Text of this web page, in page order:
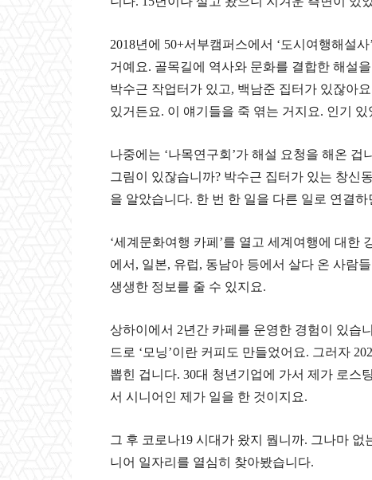
2018년에 50+서부캠퍼스에서 ‘ 도시여행해설사’
거예요. 골목길에 역사와 문화를 결합한 해설
박수근 작업터가 있고, 백남준 집터가 있잖아요
있거든요. 이 얘기들을 죽 엮는 거지요. 인기 있
나중에는 ‘나목연구회 ’가 해설 요청을 해온 겁
그림이 있잖습니까? 박수근 집터가 있는 창신
을 알았습니다. 한 번 한 일을 다른 일로 연결
‘세계문화여행 카페 ’를 열고 세계여행에 대한
에서 , 일본, 유럽, 동남아 등에서 살다 온 사람들
생생한 정보를 줄 수 있지요.
상하이에서 2년간 카페를 운영한 경험이 있습
드로 ‘ 모닝’이란 커피도 만들었어요. 그러자
뽑힌 겁니다. 30대 청년기업에 가서 제가 로스
서 시니어인 제가 일을 한 것이지요.
그 후 코로나19 시대가 왔지 뭡니까. 그나마 없
니어 일자리를 열심히 찾아봤습니다.